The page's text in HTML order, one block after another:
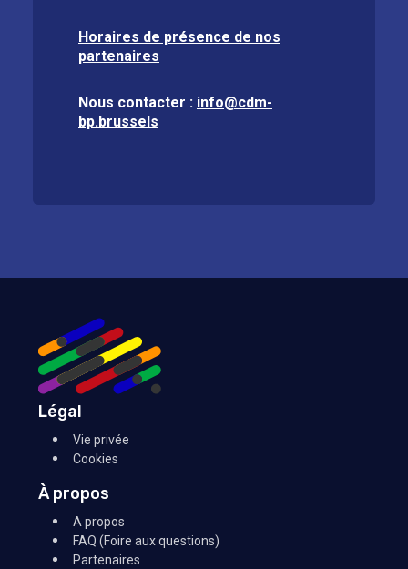
Horaires de présence de nos
partenaires
Nous contacter : info@cdm-
bp.brussels
Légal
Vie privée
Cookies
À propos
A propos
FAQ (Foire aux questions)
Partenaires